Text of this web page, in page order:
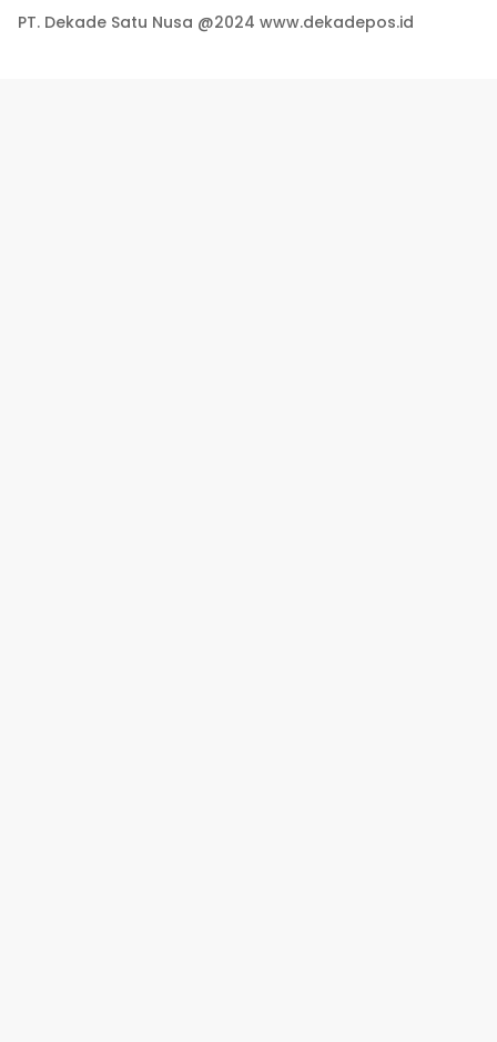
PT. Dekade Satu Nusa @2024 www.dekadepos.id